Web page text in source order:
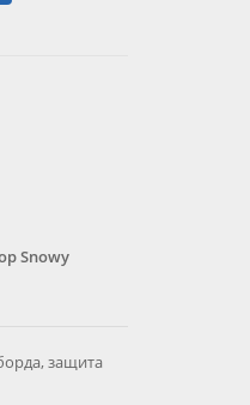
Snowy
защита